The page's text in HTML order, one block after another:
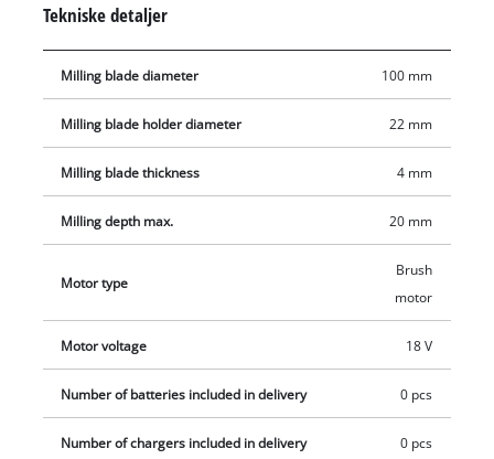
freseskift. Inkludert i leveransen er en tappnøkkel til
freseskiftet og en støvpose for støvfritt arbeidsområde. Med
avsugsadapteren er den batteridrevne lamellfresen
Tekniske detaljer
Milling blade diameter 100 mm
Milling blade holder diameter 22 mm
Milling blade thickness 4 mm
Milling depth max. 20 mm
Motor type
Brush
motor
Motor voltage 18 V
Number of batteries included in delivery 0 pcs
Number of chargers included in delivery 0 pcs